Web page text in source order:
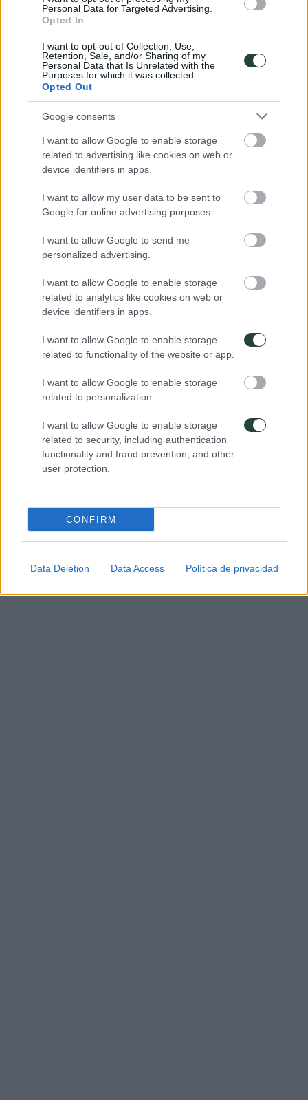
Personal Data for Targeted Advertising.
Opted In
I want to opt-out of Collection, Use,
Retention, Sale, and/or Sharing of my
Personal Data that Is Unrelated with the
Purposes for which it was collected.
Opted Out
Google consents
I want to allow Google to enable storage
related to advertising like cookies on web or
device identifiers in apps.
I want to allow my user data to be sent to
Google for online advertising purposes.
I want to allow Google to send me
personalized advertising.
I want to allow Google to enable storage
related to analytics like cookies on web or
device identifiers in apps.
I want to allow Google to enable storage
related to functionality of the website or app.
I want to allow Google to enable storage
related to personalization.
I want to allow Google to enable storage
related to security, including authentication
functionality and fraud prevention, and other
user protection.
CONFIRM
Data Deletion Data Access Política de privacidad
¿Por qué viajar con nosotros?
Opiniones de viajeros
Blog de viajes
Ser coordinador
© 2026 Viajes de Aventura en Grupo - 3000KM ·
NIF: B44506079|